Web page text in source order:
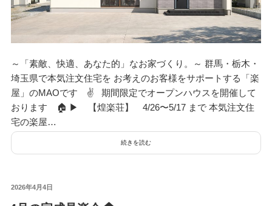
～「素敵、快適、あなた的」なお家づくり。～ 群馬・栃木・
埼玉県で本気注文住宅を お考えのお客様をサポートする「楽
屋」のMAOです ✌ 期間限定でオープンハウスを開催して
おります 🏠 ▶︎ 【煌楽荘】 4/26〜5/17 まで 本気注文住
宅の楽屋…
続きを読む
投
2026年4月4日